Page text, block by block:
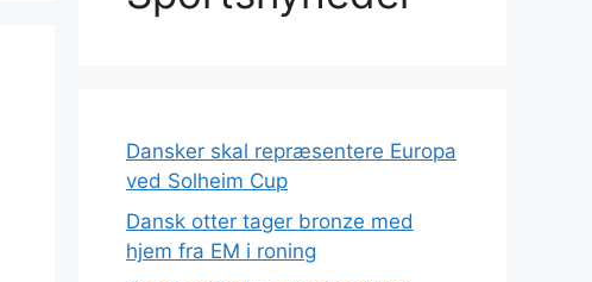
Dansker skal repræsentere Europa
ved Solheim Cup
Dansk otter tager bronze med
hjem fra EM i roning